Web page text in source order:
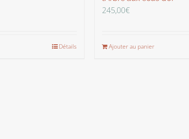
Détails
245,00€
Ajouter au panier